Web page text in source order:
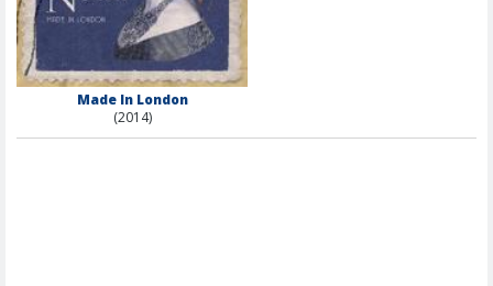
Made In London
(2014)